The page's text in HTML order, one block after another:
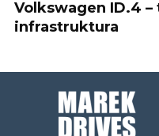
Volkswagen ID.4
infrastruktura